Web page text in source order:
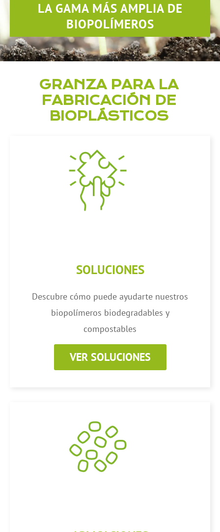
LA GAMA MÁS AMPLIA DE
BIOPOLÍMEROS
GRANZA PARA LA
FABRICACIÓN DE
BIOPLÁSTICOS
SOLUCIONES
Descubre cómo puede ayudarte nuestros
biopolímeros biodegradables y
compostables
VER SOLUCIONES